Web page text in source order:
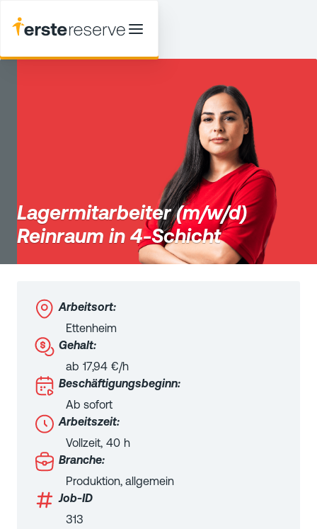
Lagermitarbeiter (m/w/d)
Reinraum in 4-Schicht
Arbeitsort:
Ettenheim
Gehalt:
ab 17,94 €/h
Beschäftigungsbeginn:
Ab sofort
Arbeitszeit:
Vollzeit, 40 h
Branche:
Produktion, allgemein
Job-ID
313